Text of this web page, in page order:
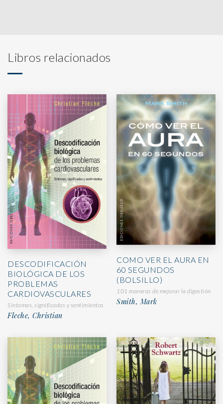
Libros relacionados
DESCODIFICACIÓN
BIOLÓGICA DE LOS
PROBLEMAS
CARDIOVASCULARES
Síntomas, significados y sentimientos
Fleche, Christian
COMO VER EL AURA EN
60 SEGUNDOS
(BOLSILLO)
101 maneras de mejorar la digestión
Smith, Mark